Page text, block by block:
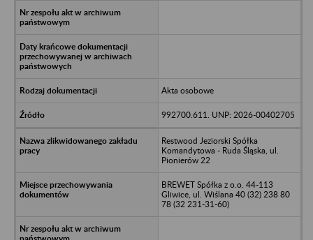
Akta osobowe
992700.611. UNP: 2026-00402705
Restwood Jeziorski Spółka
Komandytowa - Ruda Śląska, ul.
Pionierów 22
BREWET Spółka z o.o. 44-113
Gliwice, ul. Wiślana 40 (32) 238 80
78 (32 231-31-60)